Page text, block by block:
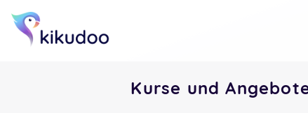
Kurse und